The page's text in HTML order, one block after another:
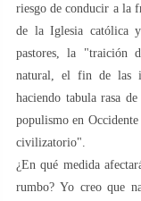
riesgo de conducir a la
de la Iglesia católica
pastores, la "traición
natural, el fin de las
haciendo tabula rasa
populismo en
civilizatorio".
¿En qué medida
rumbo? Yo creo que